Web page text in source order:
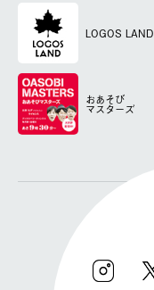
LOGOS LAND
おあそび
マスターズ